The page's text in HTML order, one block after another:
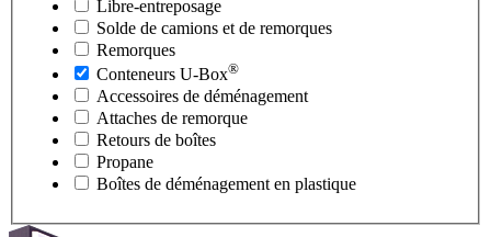
Libre-entreposage
Solde de camions et de remorques
Remorques
Conteneurs U-Box®
Accessoires de déménagement
Attaches de remorque
Retours de boîtes
Propane
Boîtes de déménagement en plastique